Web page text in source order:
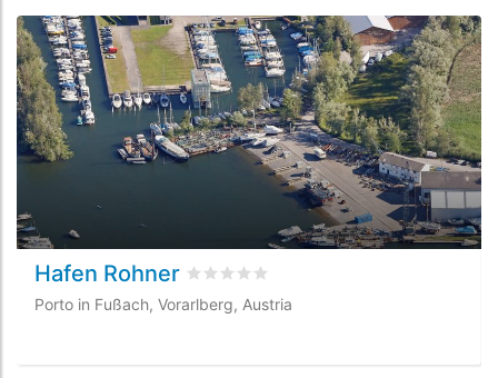
Hafen Rohner Valutato0
Porto in Fußach, Vorarlberg, Austria